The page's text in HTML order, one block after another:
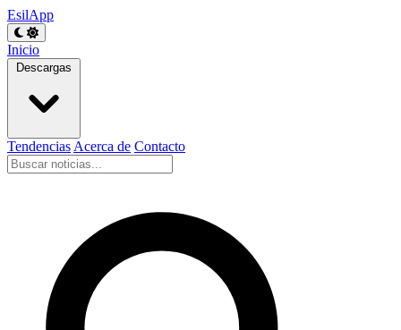
EsilApp
Inicio
Descargas
Tendencias Acerca de Contacto